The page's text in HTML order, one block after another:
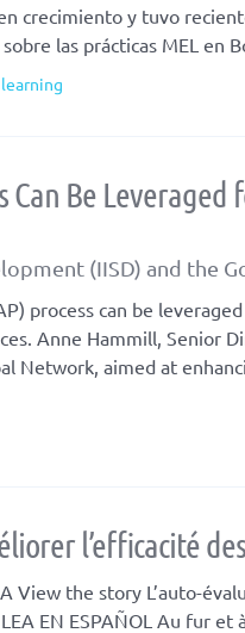
crecimiento y tuvo
las prácticas MEL en
Can Be
(IISD) and the
process can be
Anne Hammill, Senior
Network, aimed at
l’efficacité
View the story L’auto-
EN ESPAÑOL Au fur et